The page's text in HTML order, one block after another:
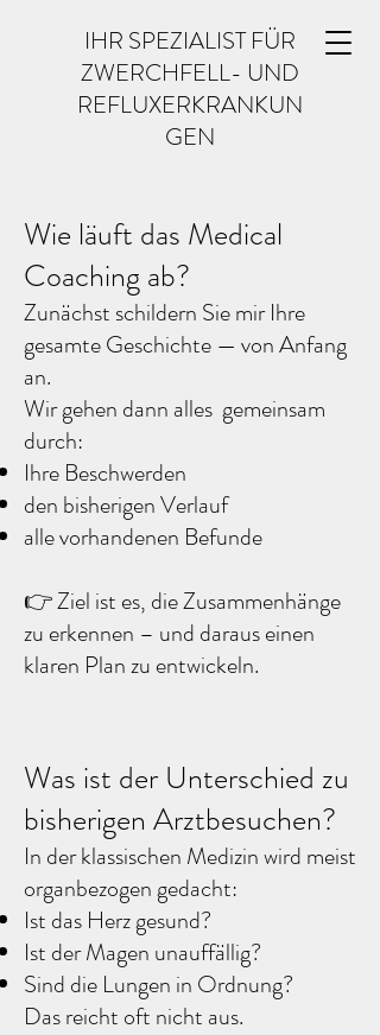
IHR SPEZIALIST FÜR
ZWERCHFELL- UND
REFLUXERKRANKUN
GEN
Wie läuft das Medical
Coaching ab?
Zunächst schildern Sie mir Ihre
gesamte Geschichte — von Anfang
an.
Wir gehen dann alles gemeinsam
durch:
Ihre Beschwerden
den bisherigen Verlauf
alle vorhandenen Befunde​
👉 Ziel ist es, die Zusammenhänge
zu erkennen – und daraus einen
klaren Plan zu entwickeln. ​
Was ist der Unterschied zu
bisherigen Arztbesuchen?
In der klassischen Medizin wird meist
organbezogen gedacht: ​
Ist das Herz gesund?
Ist der Magen unauffällig?
Sind die Lungen in Ordnung? ​​
Das reicht oft nicht aus. ​​